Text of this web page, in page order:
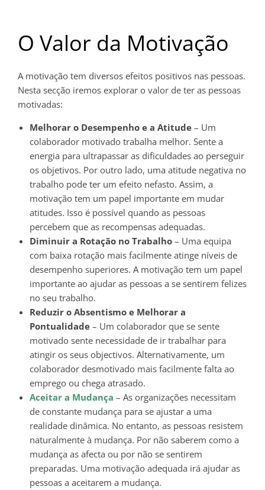
O Valor da Motivação
A motivação tem diversos efeitos positivos nas pessoas.
Nesta secção iremos explorar o valor de ter as pessoas
motivadas:
Melhorar o Desempenho e a Atitude – Um
colaborador motivado trabalha melhor. Sente a
energia para ultrapassar as dificuldades ao perseguir
os objetivos. Por outro lado, uma atitude negativa no
trabalho pode ter um efeito nefasto. Assim, a
motivação tem um papel importante em mudar
atitudes. Isso é possível quando as pessoas
percebem que as recompensas adequadas.
Diminuir a Rotação no Trabalho – Uma equipa
com baixa rotação mais facilmente atinge níveis de
desempenho superiores. A motivação tem um papel
importante ao ajudar as pessoas a se sentirem felizes
no seu trabalho.
Reduzir o Absentismo e Melhorar a
Pontualidade – Um colaborador que se sente
motivado sente necessidade de ir trabalhar para
atingir os seus objectivos. Alternativamente, um
colaborador desmotivado mais facilmente falta ao
emprego ou chega atrasado.
Aceitar a Mudança – As organizações necessitam
de constante mudança para se ajustar a uma
realidade dinâmica. No entanto, as pessoas resistem
naturalmente à mudança. Por não saberem como a
mudança as afecta ou por não se sentirem
preparadas. Uma motivação adequada irá ajudar as
pessoas a aceitarem a mudança.